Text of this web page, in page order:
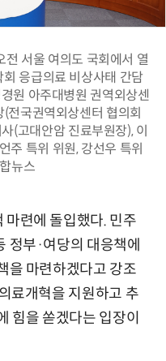
서울 여의도 국회에서 열
응급의료 비상사태 간담
원 아주대병원 권역외상센
전국권역외상센터 협의회
(고대안암 진료부원장), 이
주 특위 위원, 강선우 특위
뉴스
마련에 돌입했다. 민주
정부·여당의 대응책에
을 마련하겠다고 강조
료개혁을 지원하고 추
힘을 쏟겠다는 입장이